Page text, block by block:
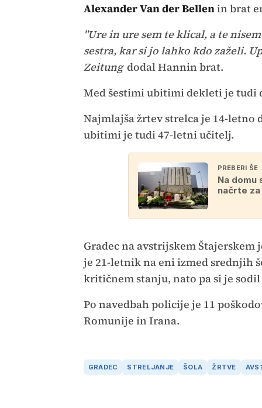
Alexander Van der Bellenin brat
"Ure in ure sem te klical, a te
sestra, kar si jo lahko kdo zaželi.
Zeitung dodal Hannin brat.
Med šestimi ubitimi dekleti je tudi
Najmlajša žrtev strelca je 14-letno
ubitimi je tudi 47-letni učitelj.
PREBERI ŠE
Na domu
načrte
Gradec na avstrijskem
je 21-letnik na eni izmed srednjih
kritičnem stanju, nato pa si je sodil
Po navedbah policije je 11
Romunije in Irana.
GRADEC STRELJANJE ŠOLA ŽRTVE